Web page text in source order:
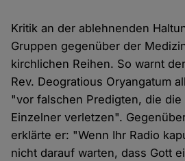
Kritik an der ablehnenden
Gruppen gegenüber der
kirchlichen Reihen. So warnt
Rev. Deogratious Oryangatum
"vor falschen Predigten, die
Einzelner verletzen".
erklärte er: "Wenn Ihr Radio
nicht darauf warten, dass Gott